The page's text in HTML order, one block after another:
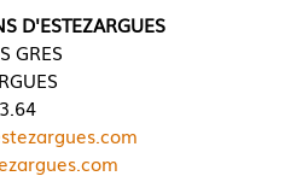
D'ESTEZARGUES
GRES